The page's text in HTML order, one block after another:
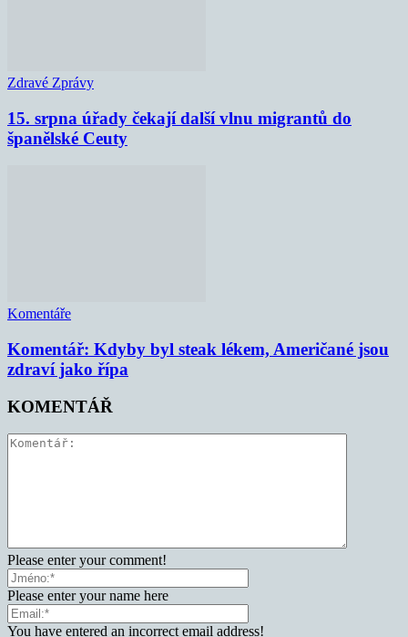
Zdravé Zprávy
15. srpna úřady čekají další vlnu migrantů do
španělské Ceuty
Komentáře
Komentář: Kdyby byl steak lékem, Američané jsou
zdraví jako řípa
KOMENTÁŘ
Please enter your comment!
Please enter your name here
You have entered an incorrect email address!